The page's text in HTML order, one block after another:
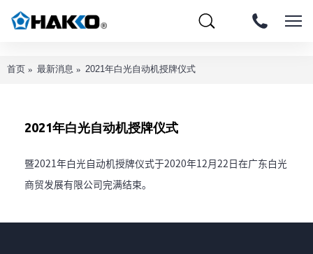
首页 最新消息 2021年白光自动机授牌仪式
2021年白光自动机授牌仪式
暨2021年白光自动机授牌仪式于2020年12月22日在广东白光
商贸发展有限公司完满结束。